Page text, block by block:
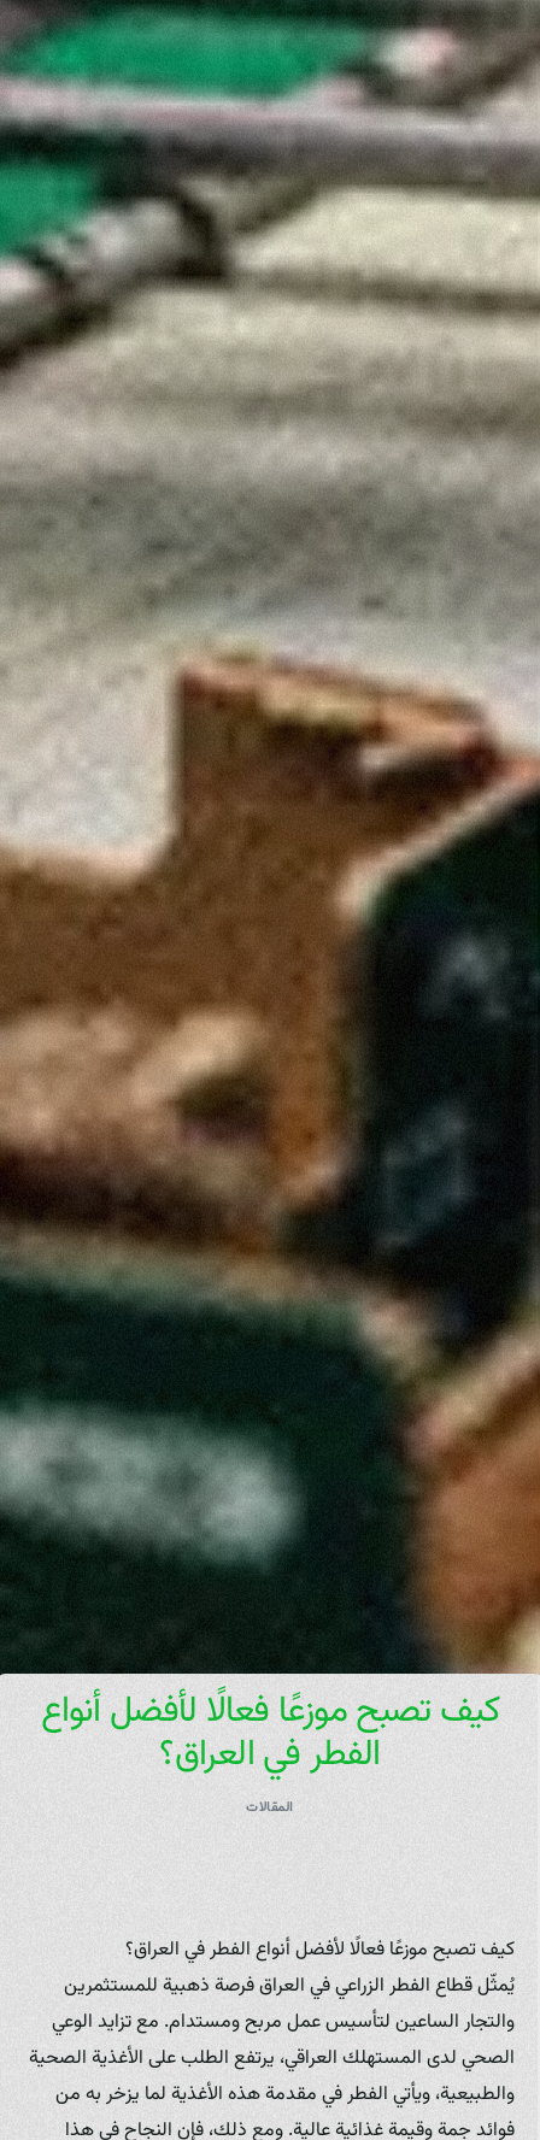
كيف تصبح موزعًا فعالًا لأفضل أنواع
الفطر في العراق؟
المقالات
كيف تصبح موزعًا فعالًا لأفضل أنواع الفطر في العراق؟
يُمثّل قطاع الفطر الزراعي في العراق فرصة ذهبية للمستثمرين
والتجار الساعين لتأسيس عمل مربح ومستدام. مع تزايد الوعي
الصحي لدى المستهلك العراقي، يرتفع الطلب على الأغذية الصحية
والطبيعية، ويأتي الفطر في مقدمة هذه الأغذية لما يزخر به من
فوائد جمة وقيمة غذائية عالية. ومع ذلك، فإن النجاح في هذا